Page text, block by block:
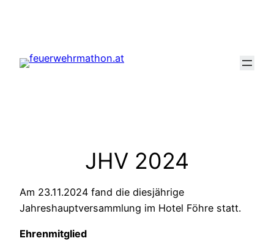
JHV 2024
Am 23.11.2024 fand die diesjährige
Jahreshauptversammlung im Hotel Föhre statt.
Ehrenmitglied